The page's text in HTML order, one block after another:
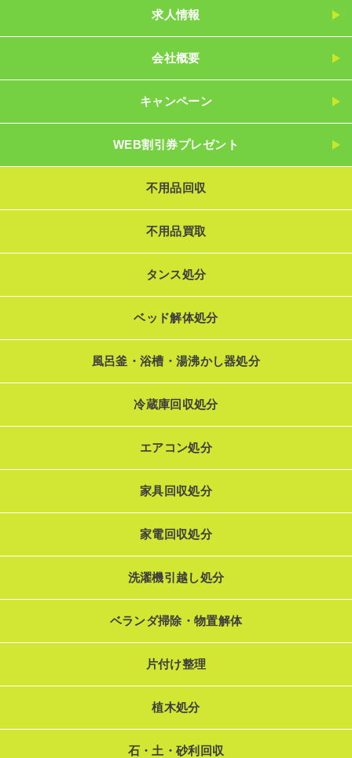
求人情報
会社概要
キャンペーン
WEB割引券プレゼント
不用品回収
不用品買取
タンス処分
ベッド解体処分
風呂釜・浴槽・湯沸かし器処分
冷蔵庫回収処分
エアコン処分
家具回収処分
家電回収処分
洗濯機引越し処分
ベランダ掃除・物置解体
片付け整理
植木処分
石・土・砂利回収